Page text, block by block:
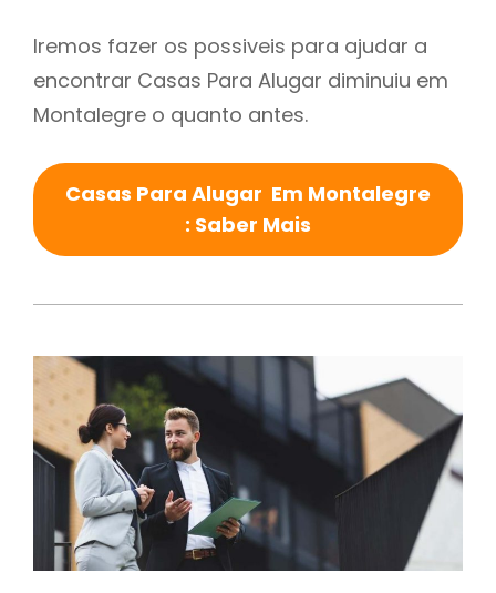
Iremos fazer os possiveis para ajudar a
encontrar Casas Para Alugar diminuiu em
Montalegre o quanto antes.
Casas Para Alugar Em Montalegre
: Saber Mais